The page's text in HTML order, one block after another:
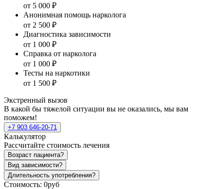
от 5 000 ₽
Анонимная помощь нарколога
от 2 500 ₽
Диагностика зависимости
от 1 000 ₽
Справка от нарколога
от 1 000 ₽
Тесты на наркотики
от 1 500 ₽
Экстренный вызов
В какой бы тяжелой ситуации вы не оказались, мы вам
поможем!
+7 903 646-20-71
Калькулятор
Рассчитайте стоимость лечения
Возраст пациента?
Вид зависимости?
Длительность употребления?
Стоимость: 0руб